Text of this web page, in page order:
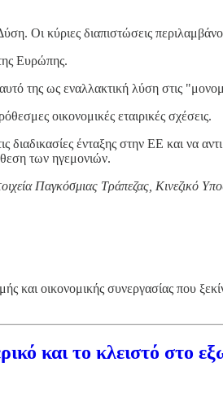
Οι κύριες διαπιστώσεις
Ευρώπης.
της ως εναλλακτική λύση στις
οικονομικές εταιρικές σχέσεις.
διαδικασίες ένταξης στην ΕΕ και να
των ηγεμονιών.
Παγκόσμιας Τράπεζας, Κινεζικό
οικονομικής συνεργασίας που
και το κλειστό στο